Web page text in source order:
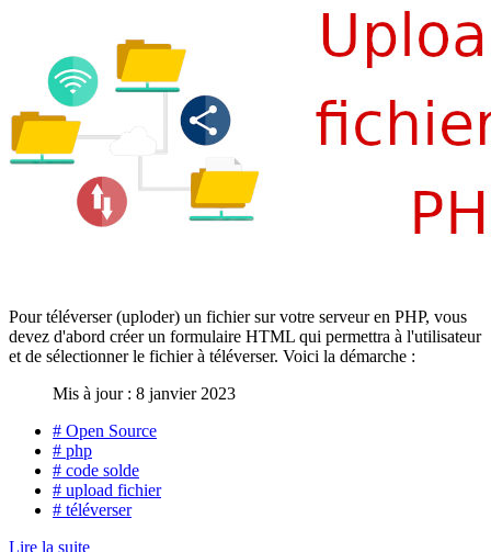
Pour téléverser (uploder) un fichier sur votre serveur en PHP, vous
devez d'abord créer un formulaire HTML qui permettra à l'utilisateur
et de sélectionner le fichier à téléverser. Voici la démarche :
Mis à jour : 8 janvier 2023
# Open Source
# php
# code solde
# upload fichier
# téléverser
Lire la suite